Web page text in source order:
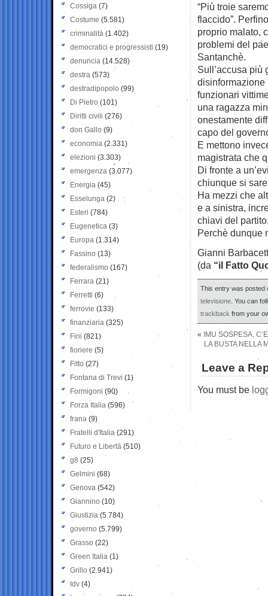
“Più troie
flaccido”.
proprio malato,
problemi del
Santanchè.
Sull’accusa più
funzionari
una ragazza
onestamente
capo del
E mettono
magistrata che
Di fronte a
chiunque si
Ha mezzi che
e a sinistra,
chiavi del
Perchè dunque
Gianni
(da “il Fatto
This entry was posted
televisione. You can
trackbackfrom your
«
IMU SOSPESA,
LA BUSTA NELLA
Leave a
You must be
Cossiga (7)
Costume (5.581)
criminalità (1.402)
democratici e progressisti (19)
denuncia (14.528)
destra (573)
destradipopolo (99)
Di Pietro (101)
Diritti civili (276)
don Gallo (9)
economia (2.331)
elezioni (3.303)
emergenza (3.077)
Energia (45)
Esselunga (2)
Esteri (784)
Eugenetica (3)
Europa (1.314)
Fassino (13)
federalismo (167)
Ferrara (21)
Ferretti (6)
ferrovie (133)
finanziaria (325)
Fini (821)
fioriere (5)
Fitto (27)
Fontana di Trevi (1)
Formigoni (90)
Forza Italia (596)
frana (9)
Fratelli d'Italia (291)
Futuro e Libertà (510)
g8 (25)
Gelmini (68)
Genova (542)
Giannino (10)
Giustizia (5.784)
governo (5.799)
Grasso (22)
Green Italia (1)
Grillo (2.941)
Idv (4)